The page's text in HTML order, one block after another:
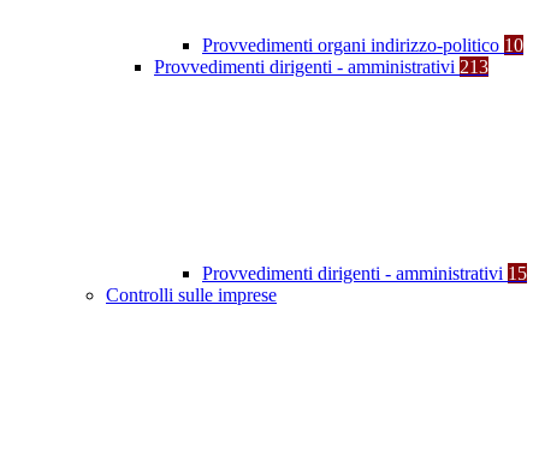
Provvedimenti organi indirizzo-politico 10
Provvedimenti dirigenti - amministrativi 213
Provvedimenti dirigenti - amministrativi 15
Controlli sulle imprese